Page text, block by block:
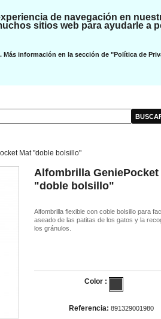
de navegación en
sitios web para ayudarle a
información en la sección de "Política de
Mat "doble bolsillo"
Alfombrilla GeniePocket
"doble bolsillo"
Alfombrilla flexible con coble bolsillo para
aseado de las patitas de los gatos y la
los gránulos.
Color :
Referencia: 891329001980